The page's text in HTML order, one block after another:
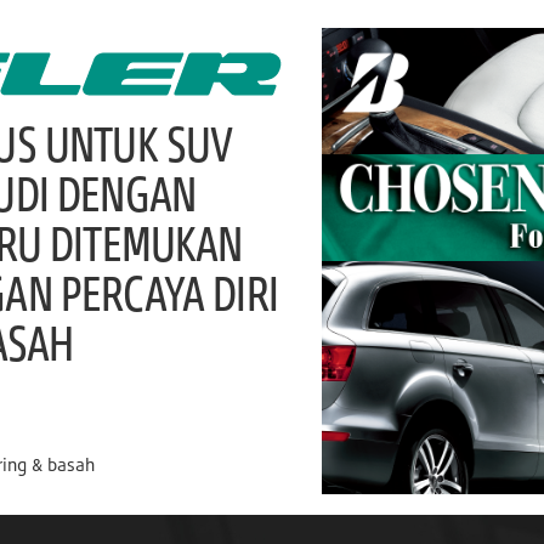
UNTUK SUV
DENGAN
DITEMUKAN
PERCAYA DIRI
& basah